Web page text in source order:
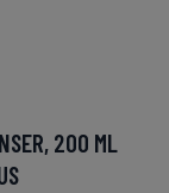
200 ML